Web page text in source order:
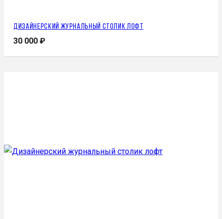
Дизайнерский журнальный столик лофт
30 000₽